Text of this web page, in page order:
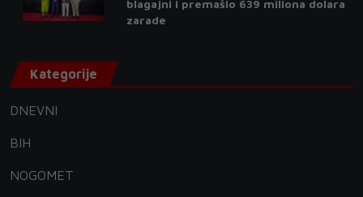
blagajni i premašio 639 miliona dolara
zarade
Kategorije
DNEVNI
BIH
NOGOMET